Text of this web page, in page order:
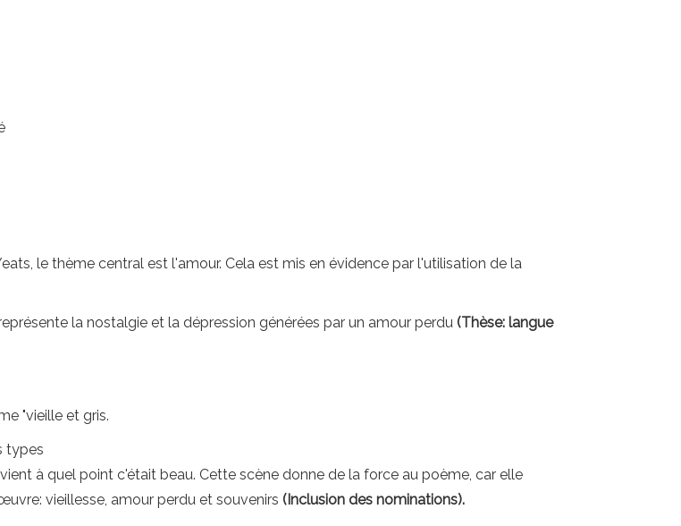
le thème central est l'amour. Cela est mis en évidence par l'utilisation de la
la nostalgie et la dépression générées par un amour perdu (Thèse: langue
"vieille et gris.
types
à quel point c'était beau. Cette scène donne de la force au poème, car elle
vieillesse, amour perdu et souvenirs (Inclusion des nominations).